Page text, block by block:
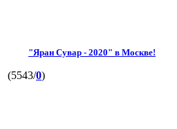
"Яран Сувар - 2020" в Москве!
(5543/0)